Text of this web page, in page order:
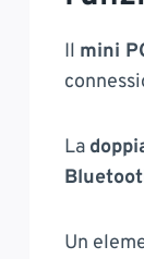
Il mini
La
Un